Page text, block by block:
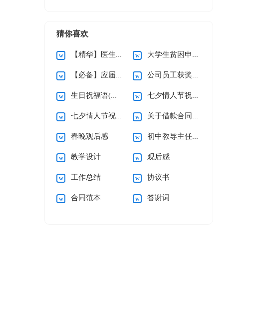
猜你喜欢
【精华】医生的辞职报告三篇 大学生贫困申请书(精选15篇)
【必备】应届生求职信四篇 公司员工获奖感言
生日祝福语(精选15篇) 七夕情人节祝福语汇编15篇
七夕情人节祝福语汇编15篇 关于借款合同合集15篇
春晚观后感 初中教导主任个人述职报告
教学设计 观后感
工作总结 协议书
合同范本 答谢词